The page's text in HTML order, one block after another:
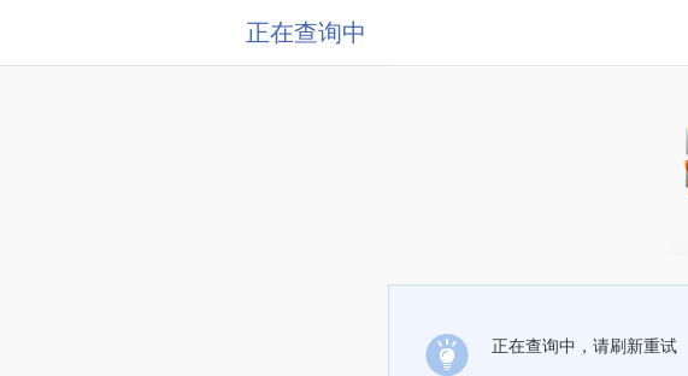
正在查询中
正在查询中，请刷新重试